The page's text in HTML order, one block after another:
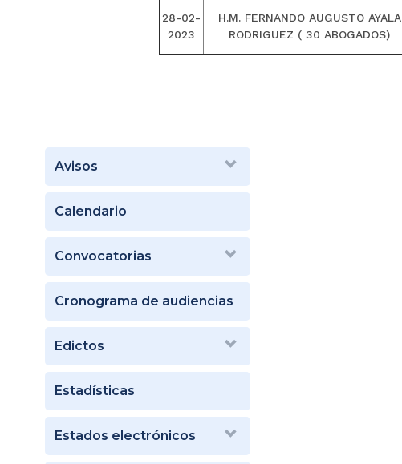
28-02-
2023
H.M. FERNANDO AUGUSTO AYALA
RODRIGUEZ ( 30 ABOGADOS)
Avisos
Calendario
Convocatorias
Cronograma de audiencias
Edictos
Estadísticas
Estados electrónicos